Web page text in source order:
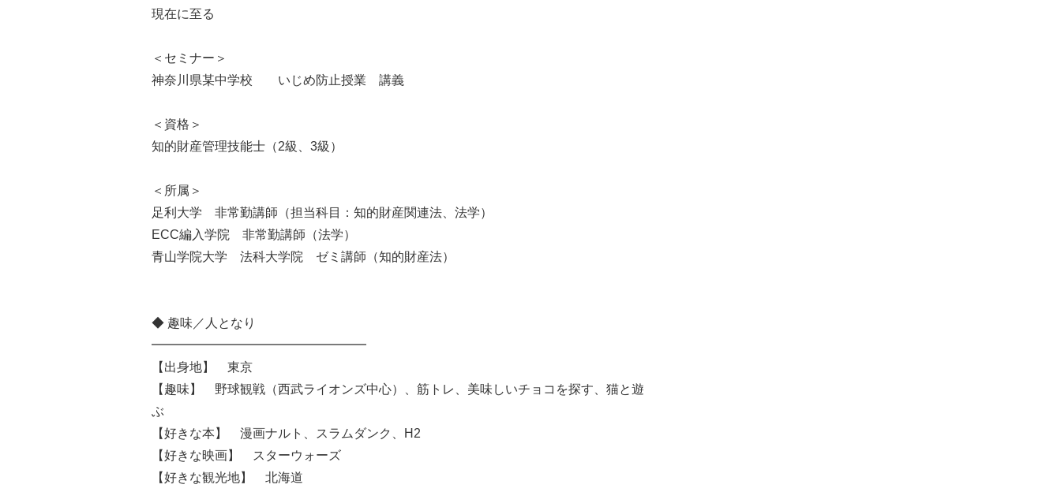
現在に至る
＜セミナー＞
神奈川県某中学校 いじめ防止授業 講義
＜資格＞
知的財産管理技能士（2級、3級）
＜所属＞
足利大学 非常勤講師（担当科目：知的財産関連法、法学）
ECC編入学院 非常勤講師（法学）
青山学院大学 法科大学院 ゼミ講師（知的財産法）
◆ 趣味／人となり
━━━━━━━━━━━━━━━━━
【出身地】 東京
【趣味】 野球観戦（西武ライオンズ中心）、筋トレ、美味しいチョコを探す、猫と遊
ぶ
【好きな本】 漫画ナルト、スラムダンク、H2
【好きな映画】 スターウォーズ
【好きな観光地】 北海道